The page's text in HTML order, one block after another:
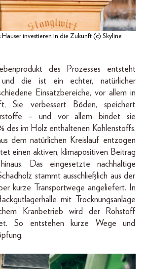
Hauser investieren in die Zukunft (c) Skyline
des Prozesses entsteht
und die ist ein echter, natürlicher
Einsatzbereiche, vor allem in
Sie verbessert Böden, speichert
– und vor allem bindet sie
des im Holz enthaltenen Kohlenstoffs.
dem natürlichen Kreislauf entzogen
einen aktiven, klimapositiven Beitrag
Das eingesetzte nachhaltige
stammt ausschließlich aus der
kurze Transportwege angeliefert. In
mit Trocknungsanlage
Kranbetrieb wird der Rohstoff
So entstehen kurze Wege und